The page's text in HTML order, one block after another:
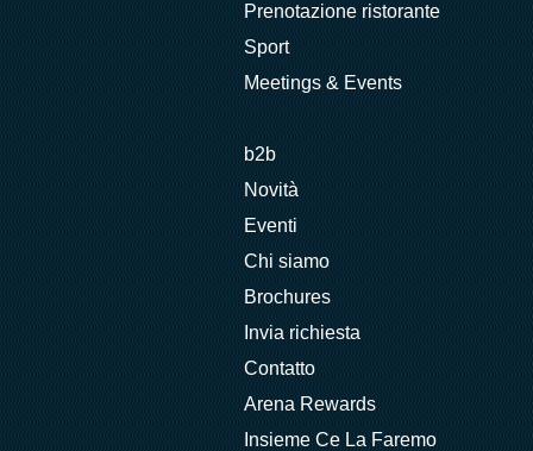
Prenotazione ristorante
Sport
Meetings & Events
b2b
Novità
Eventi
Chi siamo
Brochures
Invia richiesta
Contatto
Arena Rewards
Insieme Ce La Faremo